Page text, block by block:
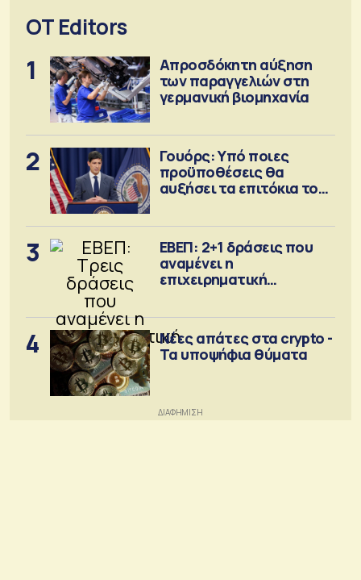
OT Editors
1
Απροσδόκητη αύξηση
των παραγγελιών στη
γερμανική βιομηχανία
2
Γουόρς: Υπό ποιες
προϋποθέσεις θα
αυξήσει τα επιτόκια τον
3
ΕΒΕΠ: 2+1 δράσεις που
αναμένει η
επιχειρηματική
4
Νέες απάτες στα crypto -
Τα υποψήφια θύματα